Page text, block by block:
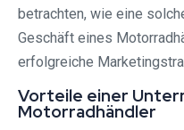
betrachten, wie eine
Geschäft eines
erfolgreiche
Vorteile einer
Motorradhändler